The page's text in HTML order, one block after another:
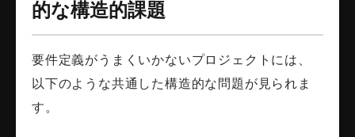
的な構造的課題
要件定義がうまくいかないプロジェクトには、
以下のような共通した構造的な問題が見られま
す。